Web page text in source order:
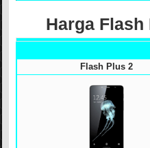
Harga
Flash Plus 2